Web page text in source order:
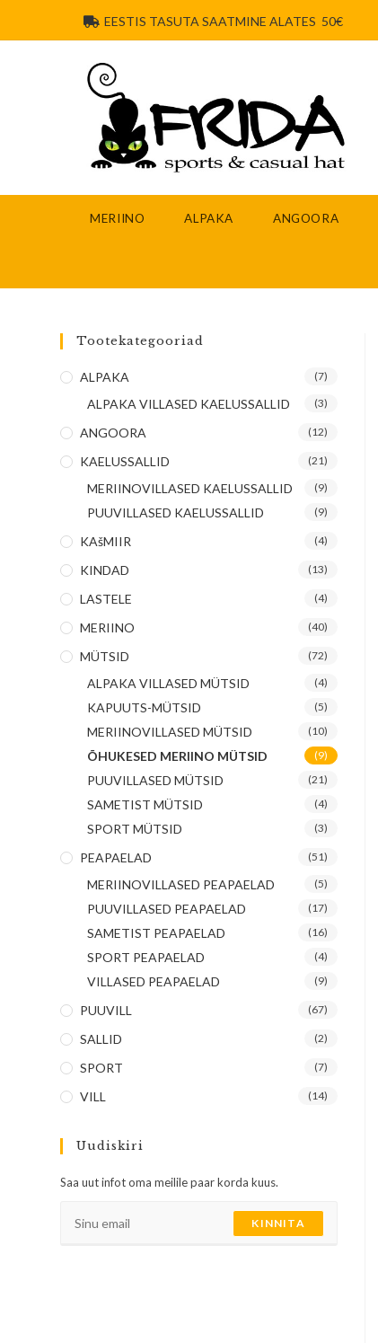
EESTIS TASUTA SAATMINE ALATES 50€
MERIINO ALPAKA ANGOORA
Tootekategooriad
ALPAKA (7)
ALPAKA VILLASED KAELUSSALLID (3)
ANGOORA (12)
KAELUSSALLID (21)
MERIINOVILLASED KAELUSSALLID (9)
PUUVILLASED KAELUSSALLID (9)
KAšMIIR (4)
KINDAD (13)
LASTELE (4)
MERIINO (40)
MÜTSID (72)
ALPAKA VILLASED MÜTSID (4)
KAPUUTS-MÜTSID (5)
MERIINOVILLASED MÜTSID (10)
ÕHUKESED MERIINO MÜTSID (9)
PUUVILLASED MÜTSID (21)
SAMETIST MÜTSID (4)
SPORT MÜTSID (3)
PEAPAELAD (51)
MERIINOVILLASED PEAPAELAD (5)
PUUVILLASED PEAPAELAD (17)
SAMETIST PEAPAELAD (16)
SPORT PEAPAELAD (4)
VILLASED PEAPAELAD (9)
PUUVILL (67)
SALLID (2)
SPORT (7)
VILL (14)
Uudiskiri
Saa uut infot oma meilile paar korda kuus.
KINNITA